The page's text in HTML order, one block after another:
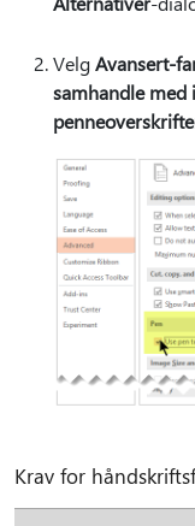
VelgAvansert-
samhandle
Krav for